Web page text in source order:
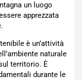
un luogo
apprezzata
è un’attività
naturale
territorio. È
durante le